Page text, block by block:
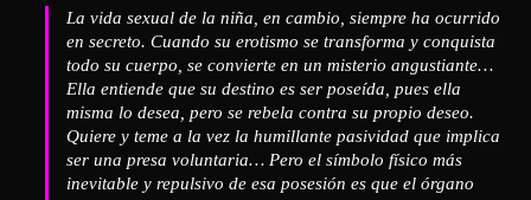
La vida sexual de la niña, en cambio, siempre ha ocurrido
en secreto. Cuando su erotismo se transforma y conquista
todo su cuerpo, se convierte en un misterio angustiante…
Ella entiende que su destino es ser poseída, pues ella
misma lo desea, pero se rebela contra su propio deseo.
Quiere y teme a la vez la humillante pasividad que implica
ser una presa voluntaria… Pero el símbolo físico más
inevitable y repulsivo de esa posesión es que el órgano